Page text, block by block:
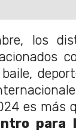
los
es más
para